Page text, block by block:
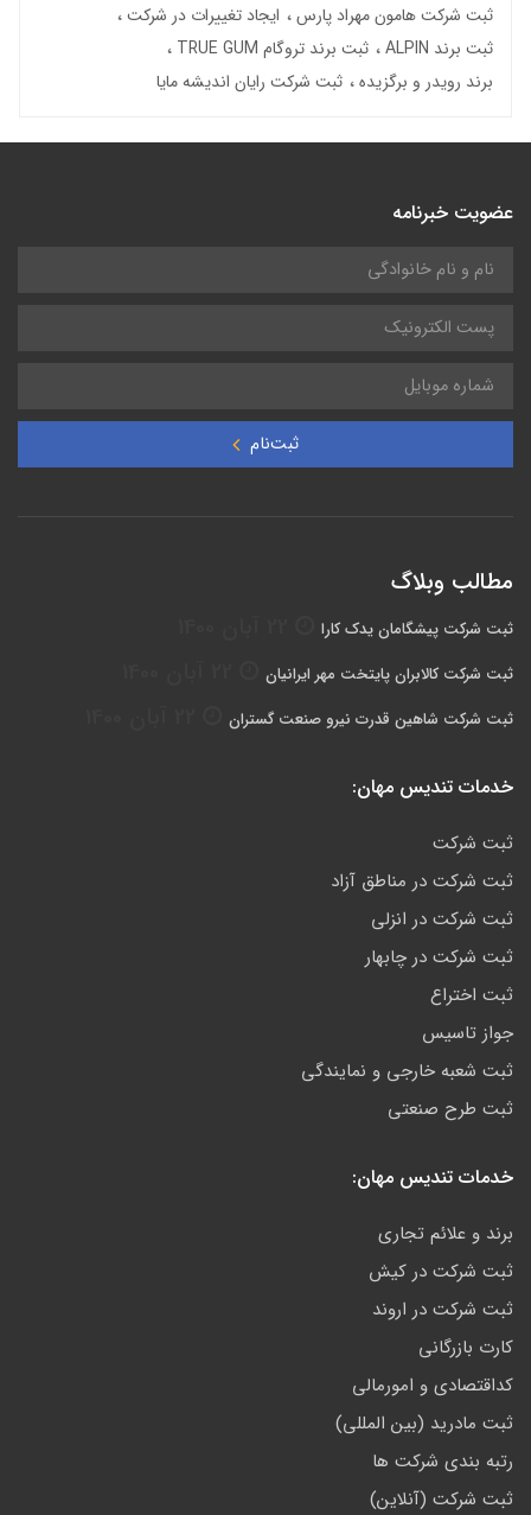
ثبت شرکت هامون مهراد پارس
ایجاد تغییرات در شرکت
ثبت برند ALPIN
ثبت برند تروگام TRUE GUM
برند رویدر و برگزیده
ثبت شرکت رایان اندیشه مایا
عضویت خبرنامه
ثبت‌نام
مطالب وبلاگ
ثبت شرکت پیشگامان یدک کارا
ثبت شرکت کالابران پایتخت مهر ایرانیان
ثبت شرکت شاهین قدرت نیرو صنعت گستران
خدمات تندیس مهان:
ثبت شرکت
ثبت شرکت در مناطق آزاد
ثبت شرکت در انزلی
ثبت شرکت در چابهار
ثبت اختراع
جواز تاسیس
ثبت شعبه خارجی و نمایندگی
ثبت طرح صنعتی
خدمات تندیس مهان:
برند و علائم تجاری
ثبت شرکت در کیش
ثبت شرکت در اروند
کارت بازرگانی
کداقتصادی و امورمالی
ثبت مادرید (بین المللی)
رتبه بندی شرکت ها
ثبت شرکت (آنلاین)